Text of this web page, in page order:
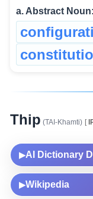
a. Abstract Noun:
Thip (TAI-Khamti) [
▶AI Dictionary
▶Wikipedia